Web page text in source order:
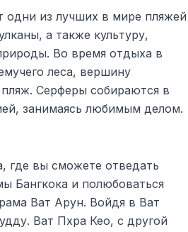
одни из лучших в мире пляжей
а также культуру,
Во время отдыха в
леса, вершину
Серферы собираются в
занимаясь любимым делом.
где вы сможете отведать
Бангкока и полюбоваться
Ват Арун. Войдя в Ват
Ват Пхра Кео, с другой